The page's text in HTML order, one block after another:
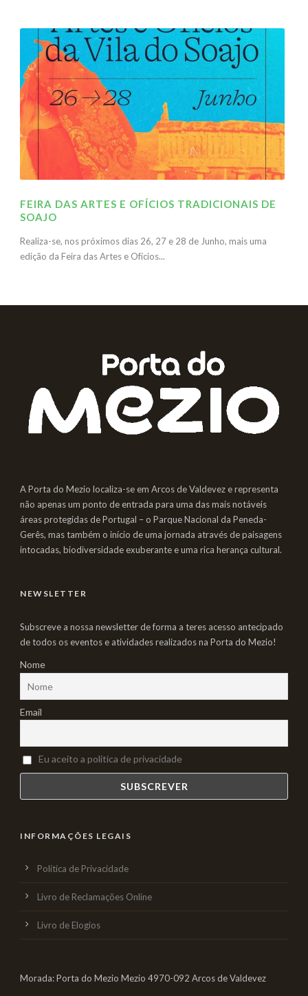
FEIRA DAS ARTES E OFÍCIOS TRADICIONAIS DE
SOAJO
Realiza-se, nos próximos dias 26, 27 e 28 de Junho, mais uma
edição da Feira das Artes e Ofícios...
A Porta do Mezio localiza-se em Arcos de Valdevez e representa
não apenas um ponto de entrada para uma das mais notáveis
áreas protegidas de Portugal – o Parque Nacional da Peneda-
Gerês, mas também o início de uma jornada através de paisagens
intocadas, biodiversidade exuberante e uma rica herança cultural.
NEWSLETTER
Subscreve a nossa newsletter de forma a teres acesso antecipado
de todos os eventos e atividades realizados na Porta do Mezio!
Nome
Email
Eu aceito a politica de privacidade
INFORMAÇÕES LEGAIS
Política de Privacidade
Livro de Reclamações Online
Livro de Elogios
Morada: Porta do Mezio Mezio 4970-092 Arcos de Valdevez